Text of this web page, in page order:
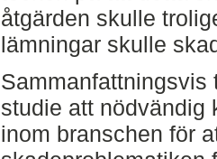
åtgärden skulle
lämningar skulle
Sammanfattningsvis
studie att nödvändig
inom branschen för